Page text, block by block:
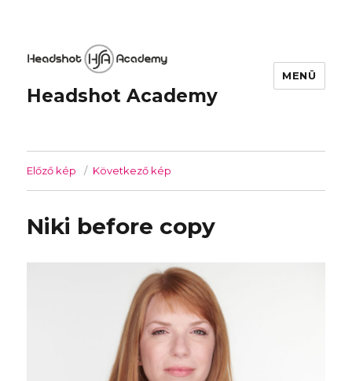
Headshot Academy
MENÜ
Előző kép Következő kép
Niki before copy